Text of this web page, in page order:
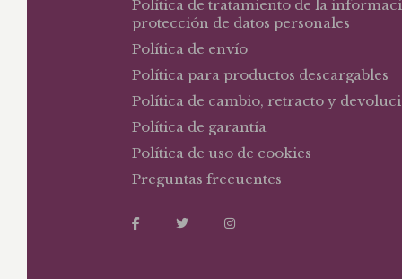
Política de tratamiento de la
protección de datos personales
Política de envío
Política para productos descargables
Política de cambio, retracto y
Política de garantía
Política de uso de cookies
Preguntas frecuentes